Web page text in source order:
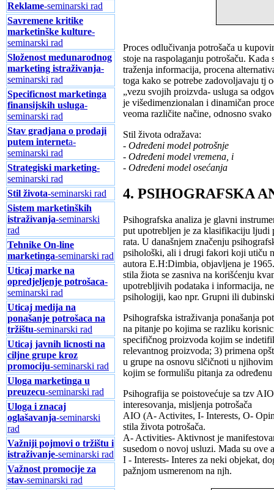
Reklame-seminarski rad
Savremene kritike
marketinške kulture-
seminarski rad
Složenost medunarodnog
marketing istraživanja-
seminarski rad
Specificnost marketinga
finansijskih usluga-
seminarski rad
Stav gradjana o prodaji
putem interneta-
seminarski rad
Strategiski marketing-
seminarski rad
Stil života-seminarski rad
Sistem marketinških
istraživanja-seminarski
rad
Tehnike On-line
marketinga-seminarski rad
Uticaj marke na
opredjeljenje potrošaca-
seminarski rad
Uticaj medija na
ponašanje potrošaca na
tržištu-seminarski rad
Uticaj javnih licnosti na
ciljne grupe kroz
promociju-seminarski rad
Uloga marketinga u
preuzecu-seminarski rad
Uloga i znacaj
oglašavanja-seminarski
rad
Važniji pojmovi o tržištu i
istraživanje-seminarski rad
Važnost promocije za
stav-seminarski rad
Proces odlučivanja potrošača u
stoje na raspolaganju potrošaču.
traženja informacija, procena
toga kako se potrebe zadovoljavaju tj
„vezu svojih proizvda- usluga sa
je višedimenzionalan i dinamičan
veoma različite načine, odnosno
Stil života odražava:
- Određeni model potrošnje
- Određeni model vremena, i
- Određeni model osećanja
4. PSIHOGRAFSKA
Psihografska analiza je glavni
put upotrebljen je za klasifikaciju ljudi
rata. U današnjem značenju
psihološki, ali i drugi fakori koji utiču
autora E.H:Dimbia, objavljena je
stila žiota se zasniva na korišćenju
upotrebljivih podataka i informacija,
psihologiji, kao npr. Grupni ili
Psihografska istraživanja ponašanja
na pitanje po kojima se razliku
specifičnog proizvoda kojim se
relevantnog proizvoda; 3) primena
u grupe na osnovu slčičnoti u
kojim se formulišu pitanja za
Psihografija se poistovećuje sa tzv
interesovanja, misljenja potrošača
AIO (A- Activites, I- Interests, O-
stila života potrošača.
A- Activities- Aktivnost je
susedom o novoj usluzi. Mada su ove
I - Interests- Interes za neki objekat,
pažnjom usmerenom na njh.